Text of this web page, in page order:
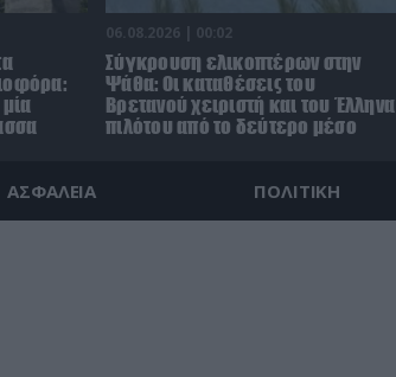
06.08.2026 | 00:02
Σύγκρουση ελικοπτέρων στην
Ψάθα: Οι καταθέσεις του
Βρετανού χειριστή και του Έλληνα
πιλότου από το δεύτερο μέσο
ΑΣΦΑΛΕΙΑ ΠΟΛΙΤΙΚΗ